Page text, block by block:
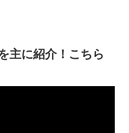
主に紹介！こちら